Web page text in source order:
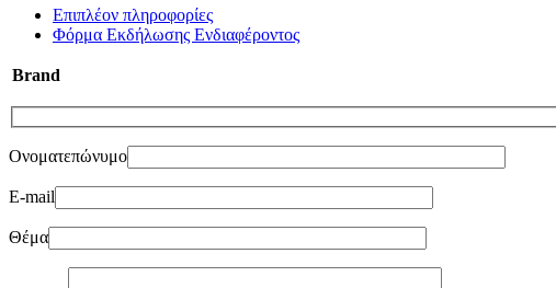
Επιπλέον πληροφορίες
Φόρμα Εκδήλωσης Ενδιαφέροντος
Brand
Ονοματεπώνυμο
E-mail
Θέμα